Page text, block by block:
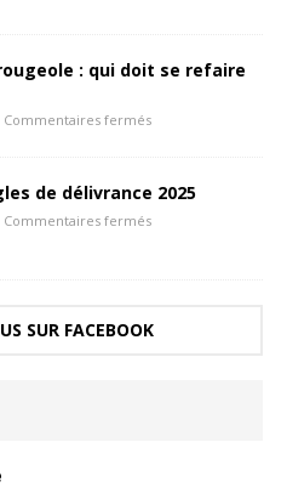
: qui doit se refaire
Commentaires fermés
de délivrance 2025
Commentaires fermés
SUR FACEBOOK